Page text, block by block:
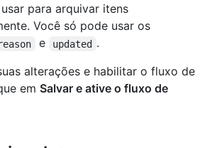
para arquivar itens
Você só pode usar os
e updated .
alterações e habilitar o fluxo de
em Salvar e ative o fluxo de